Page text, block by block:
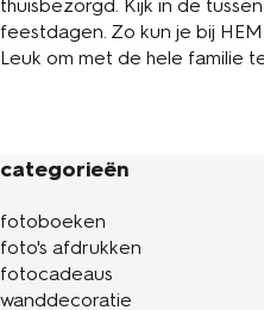
thuisbezorgd. Kijk in de
feestdagen. Zo kun je bij
Leuk om met de hele familie
categorieën
fotoboeken
foto's afdrukken
fotocadeaus
wanddecoratie